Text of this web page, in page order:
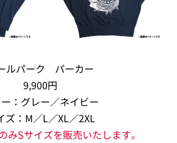
ルパーク パーカー
9,900円
：グレー／ネイビー
ズ：M／L／XL／2XL
Sサイズを販売いたします。